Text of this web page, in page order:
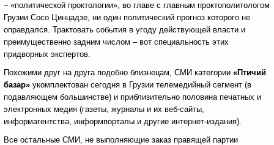
– «политической проктологии», во главе с главным проктополитологом
Грузии Сосо Цинцадзе, ни один политический прогноз которого не
оправдался. Трактовать события в угоду действующей власти и
преимущественно задним числом – вот специальность этих
придворных экспертов.
Похожими друг на друга подобно близнецам, СМИ категории «Птичий
базар» укомплектован сегодня в Грузии телемедийный сегмент (в
подавляющем большинстве) и приблизительно половина печатных и
электронных медия (газеты, журналы и их веб-сайты,
информагентства, информпорталы и другие интернет-издания).
Все остальные СМИ, не выполняющие заказ правящей партии